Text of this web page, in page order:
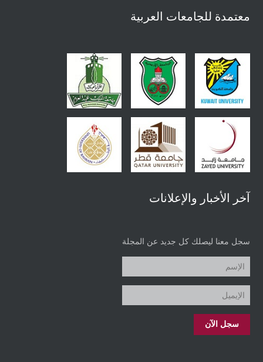
معتمدة للجامعات العربية
آخر الأخبار والإعلانات
سجل معنا ليصلك كل جديد عن المجلة
سجل الآن